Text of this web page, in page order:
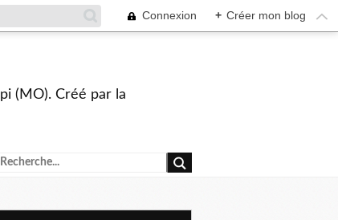
Connexion + Créer mon blog
(MO). Créé par la